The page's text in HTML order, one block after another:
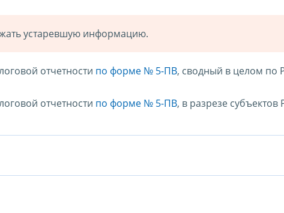
устаревшую информацию.
отчетности по форме № 5-ПВ, сводный в целом по
отчетности по форме № 5-ПВ, в разрезе субъектов